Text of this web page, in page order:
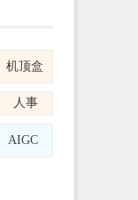
机顶盒
人事
AIGC